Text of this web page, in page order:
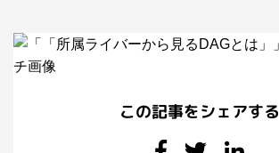
この記事をシェアする